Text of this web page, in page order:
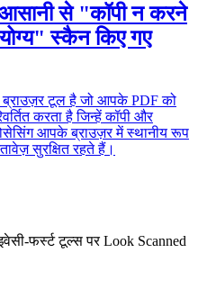
से "कॉपी न करने
स्कैन किए गए
ब्राउज़र टूल है जो आपके PDF को
करता है जिन्हें कॉपी और
आपके ब्राउज़र में स्थानीय रूप
सुरक्षित रहते हैं।
फर्स्ट टूल्स पर Look Scanned